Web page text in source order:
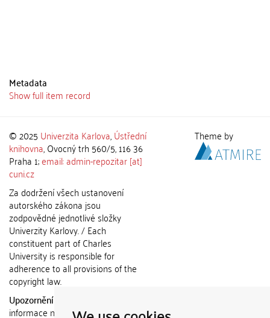
Metadata
Show full item record
© 2025 Univerzita Karlova,Ústřední
knihovna, Ovocný trh 560/5, 116 36
Praha 1;email: admin-repozitar [at]
cuni.cz
Za dodržení všech ustanovení
autorského zákona jsou
zodpovědné jednotlivé složky
Univerzity Karlovy. / Each
constituent part of Charles
University is responsible for
adherence to all provisions of the
copyright law.
Upozornění / Notice:
informace nemohou být použity k
Theme by